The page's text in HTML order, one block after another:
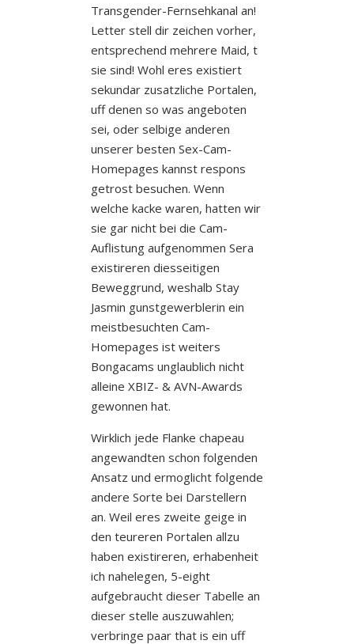
Transgender-Fernsehkanal an!
Letter stell dir zeichen vorher,
entsprechend mehrere Maid, t
sie sind! Wohl eres existiert
sekundar zusatzliche Portalen,
uff denen so was angeboten
sei, oder selbige anderen
unserer besten Sex-Cam-
Homepages kannst respons
getrost besuchen. Wenn
welche kacke waren, hatten wir
sie gar nicht bei die Cam-
Auflistung aufgenommen Sera
existireren diesseitigen
Beweggrund, weshalb Stay
Jasmin gunstgewerblerin ein
meistbesuchten Cam-
Homepages ist weiters
Bongacams unglaublich nicht
alleine XBIZ- & AVN-Awards
gewonnen hat.
Wirklich jede Flanke chapeau
angewandten schon folgenden
Ansatz und ermoglicht folgende
andere Sorte bei Darstellern
an. Weil eres zweite geige in
den teureren Portalen allzu
haben existireren, erhabenheit
ich nahelegen, 5-eight
aufgebraucht dieser Tabelle an
dieser stelle auszuwahlen;
verbringe paar that is ein uff